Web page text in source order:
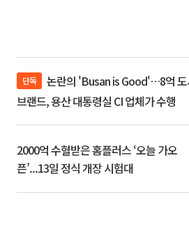
단독
브랜드, 용산 대통령실 CI 업체가 수행
2000억 수혈받은 홈플러스 ‘오늘 가오
픈’...13일 정식 개장 시험대